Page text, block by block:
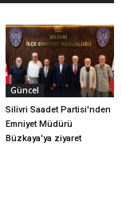
Güncel
Silivri Saadet Partisi'nden
Emniyet Müdürü
Büzkaya'ya ziyaret